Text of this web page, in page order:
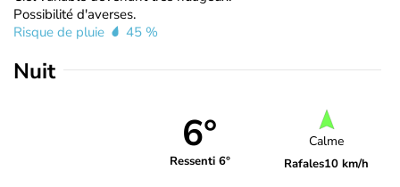
Possibilité d'averses.
Risque de pluie
45 %
Nuit
6°
Ressenti 6°
Calme
Rafales10 km/h